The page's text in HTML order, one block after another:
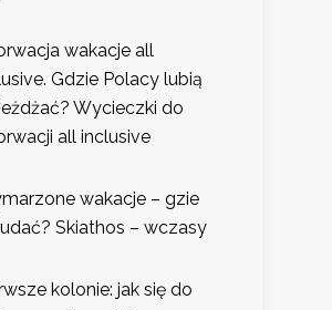
wakacje all
Gdzie Polacy lubią
Wycieczki do
all inclusive
wakacje – gzie
Skiathos – wczasy
kolonie: jak się do